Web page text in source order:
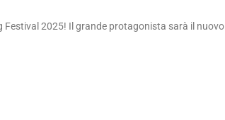
2025! Il grande protagonista sarà il